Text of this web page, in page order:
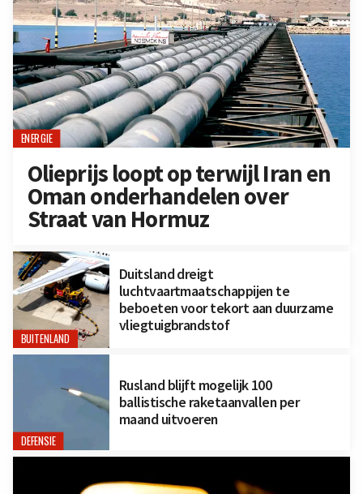
ENERGIE
Olieprijs loopt op terwijl Iran en
Oman onderhandelen over
Straat van Hormuz
BUITENLAND
Duitsland dreigt
luchtvaartmaatschappijen te
beboeten voor tekort aan duurzame
vliegtuigbrandstof
DEFENSIE
Rusland blijft mogelijk 100
ballistische raketaanvallen per
maand uitvoeren